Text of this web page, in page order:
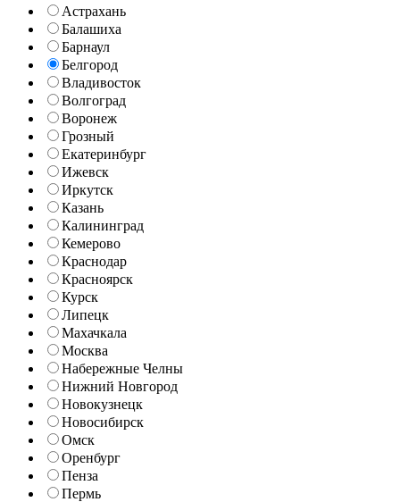
Астрахань
Балашиха
Барнаул
Белгород
Владивосток
Волгоград
Воронеж
Грозный
Екатеринбург
Ижевск
Иркутск
Казань
Калининград
Кемерово
Краснодар
Красноярск
Курск
Липецк
Махачкала
Москва
Набережные Челны
Нижний Новгород
Новокузнецк
Новосибирск
Омск
Оренбург
Пенза
Пермь